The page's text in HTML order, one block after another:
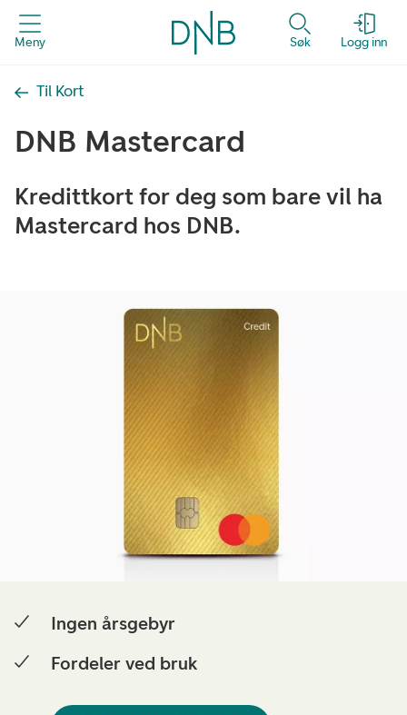
Meny Søk Logg inn
Til Kort
DNB Mastercard
Kredittkort for deg som bare vil ha
Mastercard hos DNB.
Ingen årsgebyr
Fordeler ved bruk